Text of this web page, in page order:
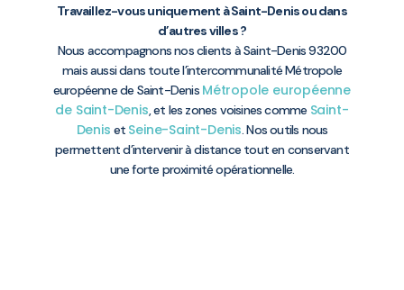
Travaillez-vous uniquement à Saint-Denis ou dans
d’autres villes ?
Nous accompagnons nos clients à Saint-Denis 93200
mais aussi dans toute l’intercommunalité Métropole
européenne de Saint-Denis Métropole européenne
de Saint-Denis, et les zones voisines comme Saint-
Denis et Seine-Saint-Denis. Nos outils nous
permettent d’intervenir à distance tout en conservant
une forte proximité opérationnelle.